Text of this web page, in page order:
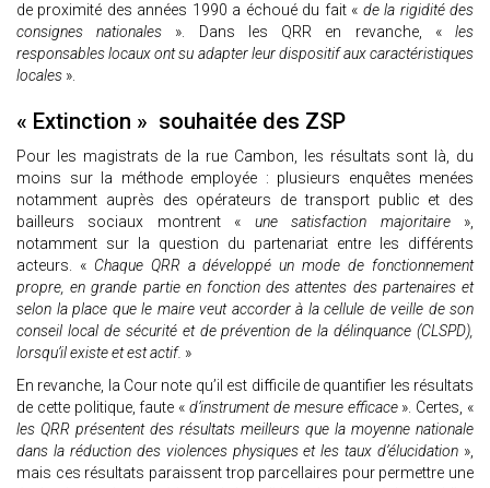
de proximité des années 1990 a échoué du fait « de la rigidité des
consignes nationales ». Dans les QRR en revanche, «les
responsables locaux ont su adapter leur dispositif aux caractéristiques
locales ».
« Extinction » souhaitée des ZSP
Pour les magistrats de la rue Cambon, les résultats sont là, du
moins sur la méthode employée : plusieurs enquêtes menées
notamment auprès des opérateurs de transport public et des
bailleurs sociaux montrent « une satisfaction majoritaire»,
notamment sur la question du partenariat entre les différents
acteurs. « Chaque QRR a développé un mode de fonctionnement
propre, en grande partie en fonction des attentes des partenaires et
selon la place que le maire veut accorder à la cellule de veille de son
conseil local de sécurité et de prévention de la délinquance (CLSPD),
lorsqu’il existe et est actif. »
En revanche, la Cour note qu’il est difficile de quantifier les résultats
de cette politique, faute «d’instrument de mesure efficace ». Certes, «
les QRR présentent des résultats meilleurs que la moyenne nationale
dans la réduction des violences physiques et les taux d’élucidation »,
mais ces résultats paraissent trop parcellaires pour permettre une